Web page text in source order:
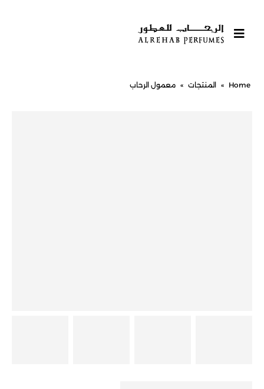
Home
» المنتجات » معمول الرحاب